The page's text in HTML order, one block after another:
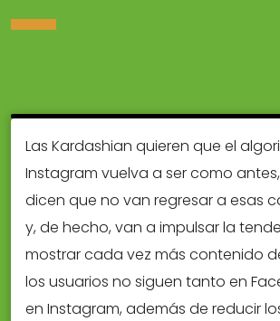
Las Kardashian quieren que el
Instagram vuelva a ser como
dicen que no van regresar a esas
y, de hecho, van a impulsar la
mostrar cada vez más contenido
los usuarios no siguen tanto en
en Instagram, además de reducir